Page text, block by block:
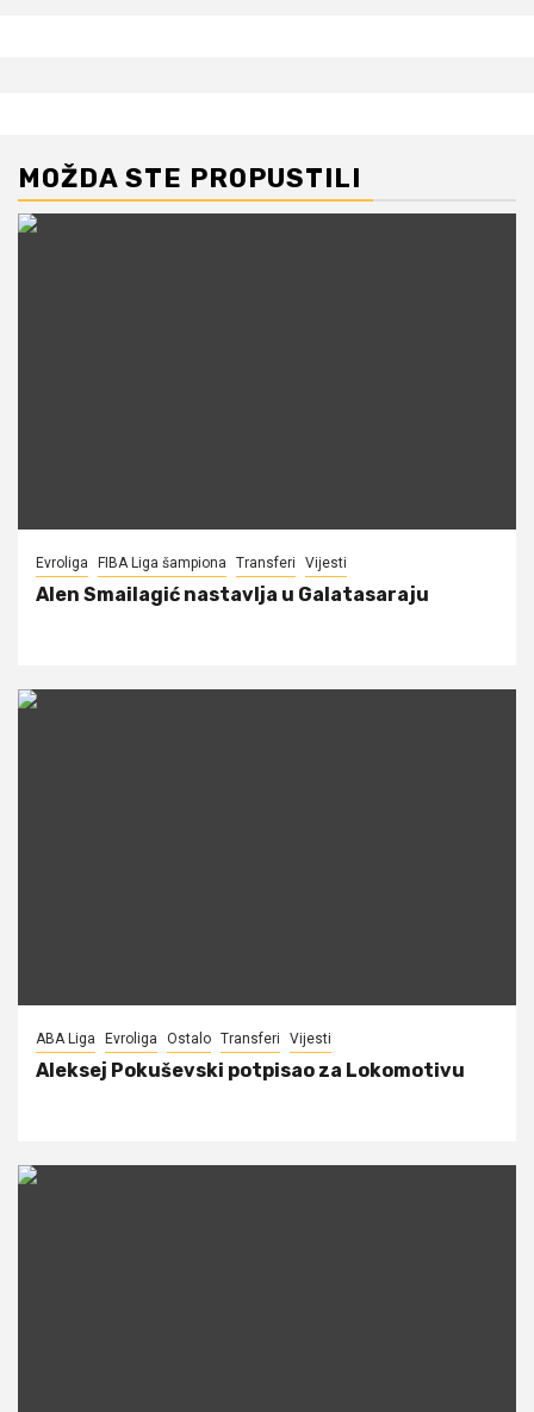
MOŽDA STE PROPUSTILI
Evroliga FIBA Liga šampiona Transferi Vijesti
Alen Smailagić nastavlja u Galatasaraju
ABA Liga Evroliga Ostalo Transferi Vijesti
Aleksej Pokuševski potpisao za Lokomotivu